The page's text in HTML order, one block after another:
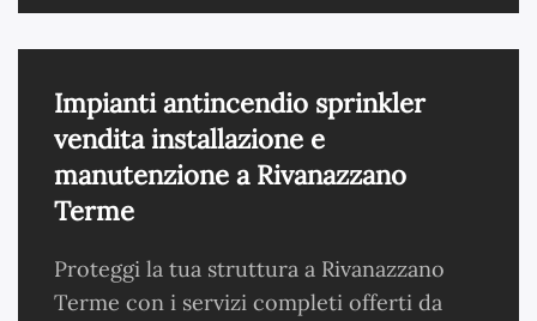
Impianti antincendio sprinkler
vendita installazione e
manutenzione a Rivanazzano
Terme
Proteggi la tua struttura a Rivanazzano
Terme con i servizi completi offerti da